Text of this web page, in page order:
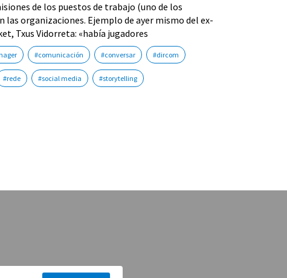
de los puestos de trabajo (uno de los
las organizaciones. Ejemplo de ayer mismo del ex-
Txus Vidorreta: «había jugadores
#comunicación #conversar #dircom
#rede #social media #storytelling